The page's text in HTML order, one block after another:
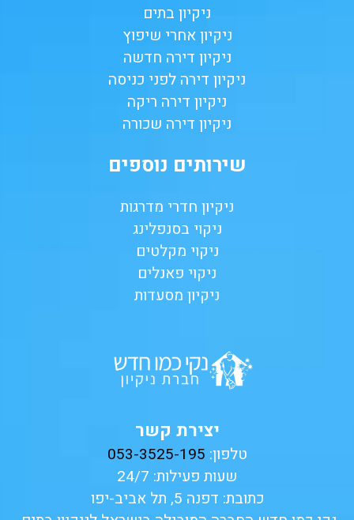
ניקיון בתים
ניקיון אחרי שיפוץ
ניקיון דירה חדשה
ניקיון דירה לפני כניסה
ניקיון דירה ריקה
ניקיון דירה שכורה
שירותים נוספים
ניקיון חדרי מדרגות
ניקוי בסנפלינג
ניקוי מקלטים
ניקוי פאנלים
ניקיון מסעדות
יצירת קשר
טלפון: 053-3525-195
שעות פעילות: 24/7
כתובת: דפנה 5, תל אביב-יפו